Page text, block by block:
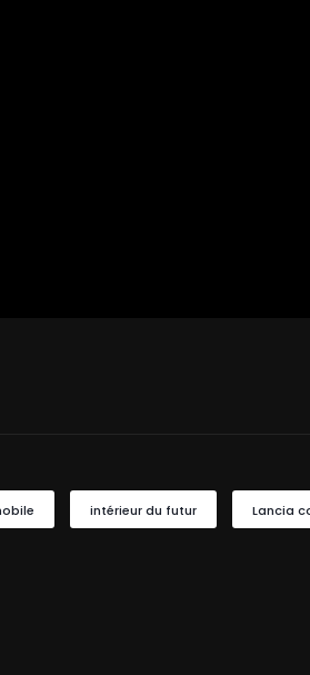
intérieur du futur Lancia